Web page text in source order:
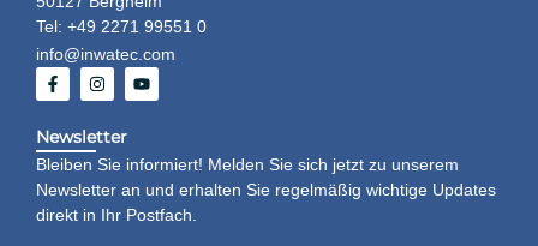
Tel: +49 2271 99551 0
info@inwatec.com
Newsletter
Bleiben Sie informiert! Melden Sie sich jetzt zu unserem
Newsletter an und erhalten Sie regelmäßig wichtige Updates
direkt in Ihr Postfach.